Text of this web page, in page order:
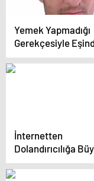
Yemek Yapmadığı
Gerekçesiyle
Şiddet Gören
Hayatını Kaybetti
İnternetten
Dolandırıcılığa
Operasyon: 56
Gözaltında